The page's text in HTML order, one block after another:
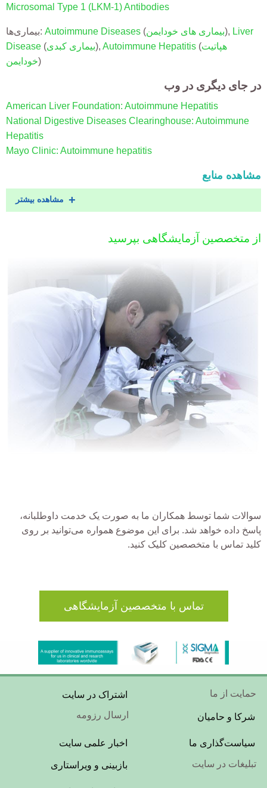
Microsomal Type 1 (LKM-1) Antibodies
بیماری‌ها: Autoimmune Diseases (بیماری های خودایمن), Liver
Disease (بیماری کبدی), Autoimmune Hepatitis (هپاتیت
خودایمن)
در جای دیگری در وب
American Liver Foundation: Autoimmune Hepatitis
National Digestive Diseases Clearinghouse: Autoimmune
Hepatitis
Mayo Clinic: Autoimmune hepatitis
مشاهده منابع
مشاهده بیشتر
از متخصصین آزمایشگاهی بپرسید
سوالات شما توسط همکاران ما به صورت یک خدمت داوطلبانه،
پاسخ داده خواهد شد. برای این موضوع همواره می‌توانید بر روی
کلید تماس با متخصصین کلیک کنید.
تماس با متخصصین آزمایشگاهی
Footer
اشتراک در سایت حمایت از ما
ارسال رزومه شرکا و حامیان
Footer
Menu
اخبار علمی سایت سیاست‌گذاری ما
بازبینی و ویراستاری تبلیغات در سایت